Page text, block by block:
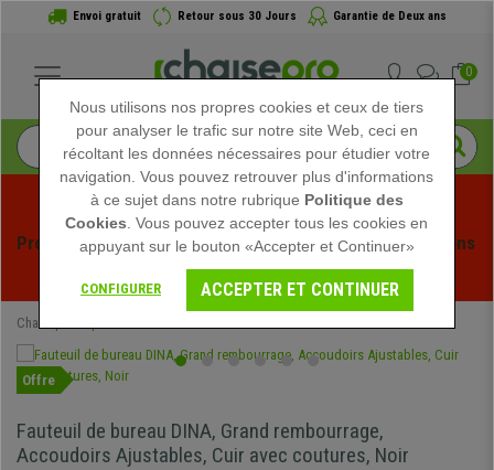
Envoi gratuit Retour sous 30 Jours Garantie de Deux ans
0
Profitez des soldes d'été chez Chaisepro ! Des réductions
exclusives pour une durée limitée - Voir l'offre
Chaisepro
Offre
Fauteuil de bureau DINA, Grand rembourrage,
Accoudoirs Ajustables, Cuir avec coutures, Noir
Nous utilisons nos propres cookies et ceux de tiers
pour analyser le trafic sur notre site Web, ceci en
récoltant les données nécessaires pour étudier votre
navigation. Vous pouvez retrouver plus d'informations
à ce sujet dans notre rubrique Politique des
Cookies . Vous pouvez accepter tous les cookies en
appuyant sur le bouton «Accepter et Continuer»
CONFIGURER ACCEPTER ET CONTINUER